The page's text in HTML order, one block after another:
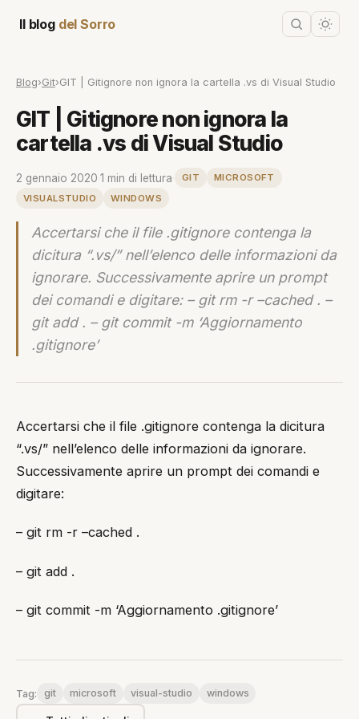
Il blog del Sorro
Blog›Git›GIT | Gitignore non ignora la cartella .vs di Visual Studio
GIT | Gitignore non ignora la
cartella .vs di Visual Studio
2 gennaio 2020 1 min di lettura GIT
MICROSOFT
VISUALSTUDIO
WINDOWS
Accertarsi che il file .gitignore contenga la
dicitura “.vs/” nell’elenco delle informazioni da
ignorare. Successivamente aprire un prompt
dei comandi e digitare: – git rm -r –cached . –
git add . – git commit -m ‘Aggiornamento
.gitignore’
Accertarsi che il file .gitignore contenga la dicitura
“.vs/” nell’elenco delle informazioni da ignorare.
Successivamente aprire un prompt dei comandi e
digitare:
– git rm -r –cached .
– git add .
– git commit -m ‘Aggiornamento .gitignore’
Tag: git microsoft visual-studio windows